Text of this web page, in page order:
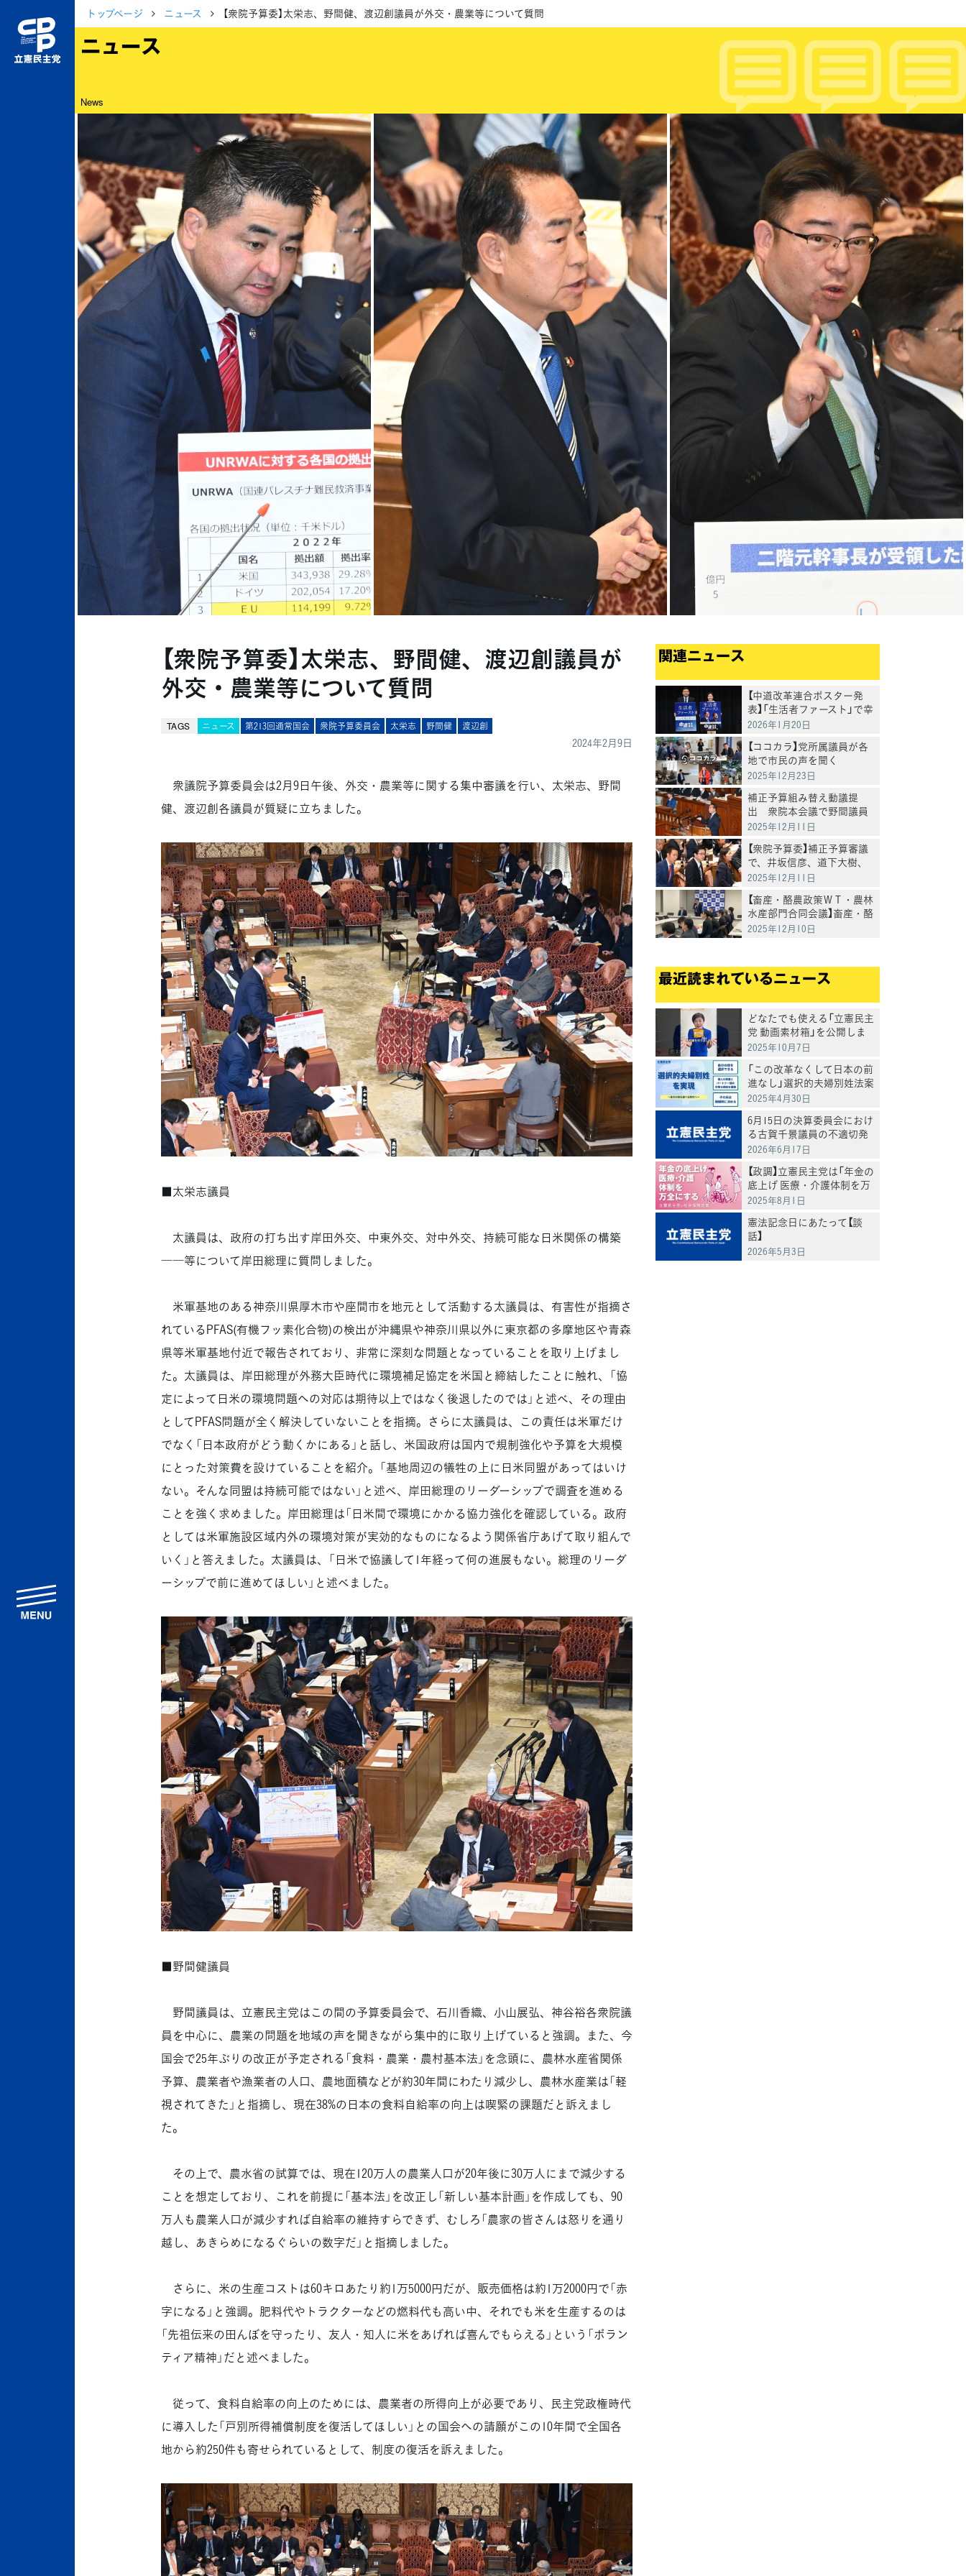
トップページ ニュース 【衆院予算委】太栄志、野間健、渡辺創議員が外交・農業等について質問
ニュース
News
【衆院予算委】太栄志、野間健、渡辺創議員が
外交・農業等について質問
TAGS ニュース 第213回通常国会 衆院予算委員会 太栄志 野間健 渡辺創
2024年2月9日
衆議院予算委員会は2月9日午後、外交・農業等に関する集中審議を行い、太栄志、野間
健、渡辺創各議員が質疑に立ちました。
■太栄志議員
太議員は、政府の打ち出す岸田外交、中東外交、対中外交、持続可能な日米関係の構築
――等について岸田総理に質問しました。
米軍基地のある神奈川県厚木市や座間市を地元として活動する太議員は、有害性が指摘さ
れているPFAS(有機フッ素化合物)の検出が沖縄県や神奈川県以外に東京都の多摩地区や青森
県等米軍基地付近で報告されており、非常に深刻な問題となっていることを取り上げまし
た。太議員は、岸田総理が外務大臣時代に環境補足協定を米国と締結したことに触れ、「協
定によって日米の環境問題への対応は期待以上ではなく後退したのでは」と述べ、その理由
としてPFAS問題が全く解決していないことを指摘。さらに太議員は、この責任は米軍だけ
でなく「日本政府がどう動くかにある」と話し、米国政府は国内で規制強化や予算を大規模
にとった対策費を設けていることを紹介。「基地周辺の犠牲の上に日米同盟があってはいけ
ない。そんな同盟は持続可能ではない」と述べ、岸田総理のリーダーシップで調査を進める
ことを強く求めました。岸田総理は「日米間で環境にかかる協力強化を確認している。政府
としては米軍施設区域内外の環境対策が実効的なものになるよう関係省庁あげて取り組んで
いく」と答えました。太議員は、「日米で協議して1年経って何の進展もない。総理のリーダ
ーシップで前に進めてほしい」と述べました。
■野間健議員
野間議員は、立憲民主党はこの間の予算委員会で、石川香織、小山展弘、神谷裕各衆院議
員を中心に、農業の問題を地域の声を聞きながら集中的に取り上げていると強調。また、今
国会で25年ぶりの改正が予定される「食料・農業・農村基本法」を念頭に、農林水産省関係
予算、農業者や漁業者の人口、農地面積などが約30年間にわたり減少し、農林水産業は「軽
視されてきた」と指摘し、現在38%の日本の食料自給率の向上は喫緊の課題だと訴えまし
た。
その上で、農水省の試算では、現在120万人の農業人口が20年後に30万人にまで減少する
ことを想定しており、これを前提に「基本法」を改正し「新しい基本計画」を作成しても、90
万人も農業人口が減少すれば自給率の維持すらできず、むしろ「農家の皆さんは怒りを通り
越し、あきらめになるぐらいの数字だ」と指摘しました。
さらに、米の生産コストは60キロあたり約1万5000円だが、販売価格は約1万2000円で「赤
字になる」と強調。肥料代やトラクターなどの燃料代も高い中、それでも米を生産するのは
「先祖伝来の田んぼを守ったり、友人・知人に米をあげれば喜んでもらえる」という「ボラン
ティア精神」だと述べました。
従って、食料自給率の向上のためには、農業者の所得向上が必要であり、民主党政権時代
に導入した「戸別所得補償制度を復活してほしい」との国会への請願がこの10年間で全国各
地から約250件も寄せられているとして、制度の復活を訴えました。
関連ニュース
【中道改革連合ポスター発
表】「生活者ファースト」で幸
福を実感できる政治を 渡
スターを発表
2026年1月20日
【ココカラ】党所属議員が各
地で市民の声を聞く
2025年12月23日
補正予算組み替え動議提
出 衆院本会議で野間議員
が政府案に反対討論
2025年12月11日
【衆院予算委】補正予算審議
で、井坂信彦、道下大樹、
亀井亜紀子各議員が質問
2025年12月11日
【畜産・酪農政策ＷＴ・農林
水産部門合同会議】畜産・酪
農をめぐる情勢についてヒ
2025年12月10日
最近読まれているニュース
どなたでも使える「立憲民主
党 動画素材箱」を公開しま
した
2025年10月7日
「この改革なくして日本の前
進なし」選択的夫婦別姓法案
を提出
2025年4月30日
6月15日の決算委員会におけ
る古賀千景議員の不適切発
言と処分について
2026年6月17日
【政調】立憲民主党は「年金の
底上げ 医療・介護体制を万
全にする」
2025年8月1日
憲法記念日にあたって【談
話】
2026年5月3日